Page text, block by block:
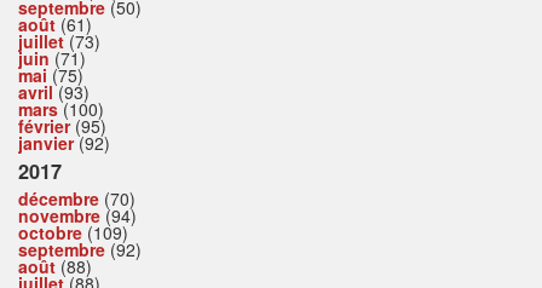
septembre (50)
août (61)
juillet(73)
juin (71)
mai (75)
avril(93)
mars(100)
février(95)
janvier(92)
2017
décembre (70)
novembre (94)
octobre (109)
septembre (92)
août (88)